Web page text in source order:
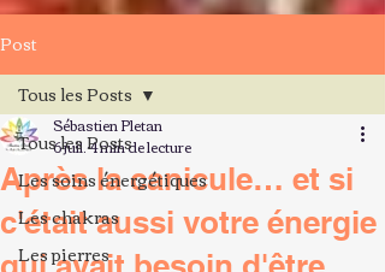
Post
Tous les Posts
Les soins énergétiques
Les chakras
Les pierres
Tous les Posts
Après la canicule… et si
c'était aussi votre énergie
Sébastien Pletan
6 juil.4 min de lecture